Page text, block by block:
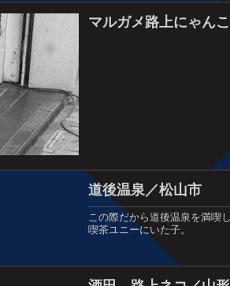
マルガメ路上にゃん
道後温泉／松山市
この際だから道後温泉を満喫
喫茶ユニーにいた子。